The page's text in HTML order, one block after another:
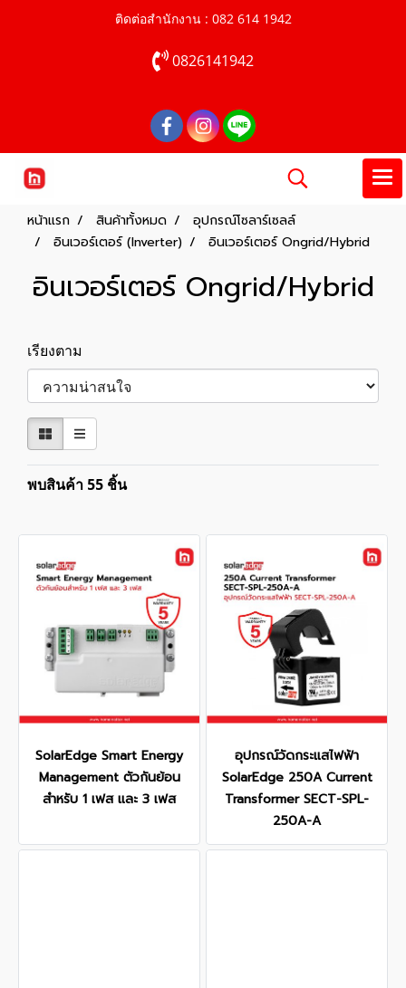
ติดต่อสำนักงาน : 082 614 1942
0826141942
หน้าแรก สินค้าทั้งหมด
อุปกรณ์โซลาร์เซลล์
อินเวอร์เตอร์ (Inverter)
อินเวอร์เตอร์ Ongrid/Hybrid
อินเวอร์เตอร์ Ongrid/Hybrid
เรียงตาม
พบสินค้า 55 ชิ้น
SolarEdge Smart Energy
Management ตัวกันย้อน
สำหรับ 1 เฟส และ 3 เฟส
อุปกรณ์วัดกระแสไฟฟ้า
SolarEdge 250A Current
Transformer SECT-SPL-
250A-A